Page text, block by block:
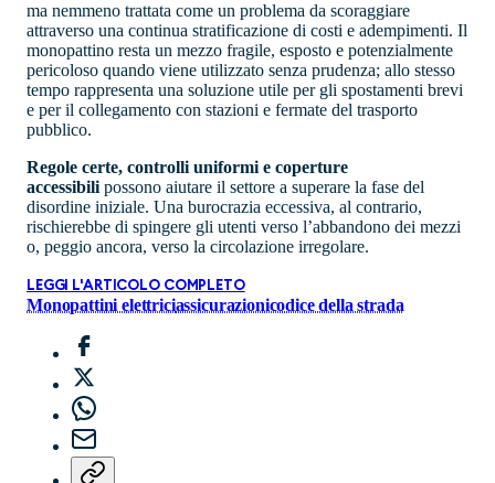
ma nemmeno trattata come un problema da scoraggiare
attraverso una continua stratificazione di costi e adempimenti. Il
monopattino resta un mezzo fragile, esposto e potenzialmente
pericoloso quando viene utilizzato senza prudenza; allo stesso
tempo rappresenta una soluzione utile per gli spostamenti brevi
e per il collegamento con stazioni e fermate del trasporto
pubblico.
Regole certe, controlli uniformi e coperture
accessibili possono aiutare il settore a superare la fase del
disordine iniziale. Una burocrazia eccessiva, al contrario,
rischierebbe di spingere gli utenti verso l’abbandono dei mezzi
o, peggio ancora, verso la circolazione irregolare.
LEGGI L'ARTICOLO COMPLETO
Monopattini elettriciassicurazionicodice della strada